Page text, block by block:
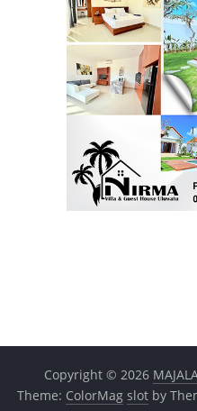
Copyright © 2026
Theme: ColorMag slotby